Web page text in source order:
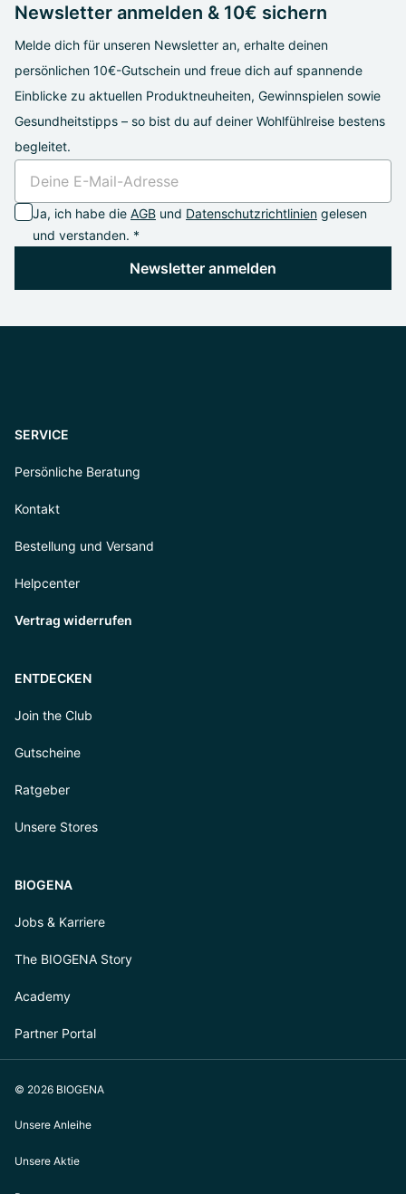
Newsletter anmelden & 10€ sichern
Melde dich für unseren Newsletter an, erhalte deinen
persönlichen 10€-Gutschein und freue dich auf spannende
Einblicke zu aktuellen Produktneuheiten, Gewinnspielen sowie
Gesundheitstipps – so bist du auf deiner Wohlfühlreise bestens
begleitet.
Ja, ich habe die AGB und Datenschutzrichtlinien gelesen
und verstanden. *
Newsletter anmelden
SERVICE
Persönliche Beratung
Kontakt
Bestellung und Versand
Helpcenter
Vertrag widerrufen
ENTDECKEN
Join the Club
Gutscheine
Ratgeber
Unsere Stores
BIOGENA
Jobs & Karriere
The BIOGENA Story
Academy
Partner Portal
© 2026 BIOGENA
Unsere Anleihe
Unsere Aktie